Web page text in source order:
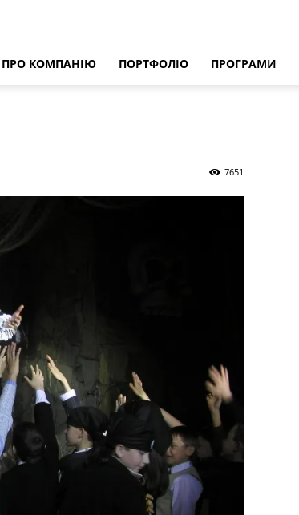
ПРО КОМПАНІЮ ПОРТФОЛІО ПРОГРАМИ
7651